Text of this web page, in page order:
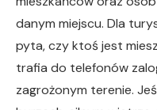
danym miejscu. Dla
pyta, czy ktoś jest
trafia do telefonów
zagrożonym terenie.